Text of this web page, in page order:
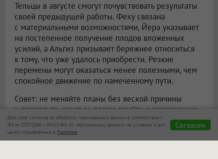
Тельцы в августе смогут почувствовать результаты
своей предыдущей работы. Феху связана
с материальными возможностями, Йера указывает
на постепенное получение плодов вложенных
усилий, а Альгиз призывает бережнее относиться
к тому, что уже удалось приобрести. Резкие
перемены могут оказаться менее полезными, чем
спокойное движение по намеченному пути.
Совет: не меняйте планы без веской причины
и позвольте начатым делам прийти к завершению.
Близнецы
Даю своё согласие на обработку персональных данных в соответствии с
ФЗ от 27.07.2006 г. №152-ФЗ «О персональных данных» на условиях и для
целей, определённых в Политике.
Согласен